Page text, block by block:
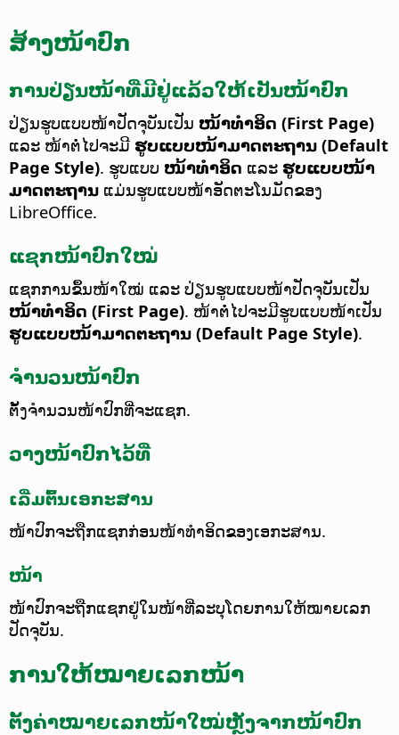
ສ້າງໜ້າປົກ
ການປ່ຽນໜ້າທີ່ມີຢູ່ແລ້ວໃຫ້ເປັນໜ້າປົກ
ປ່ຽນຮູບແບບໜ້າປັດຈຸບັນເປັນ ໜ້າທຳອິດ (First Page)
ແລະ ໜ້າຕໍ່ໄປຈະມີ ຮູບແບບໜ້າມາດຕະຖານ (Default
Page Style). ຮູບແບບ ໜ້າທຳອິດ ແລະ ຮູບແບບໜ້າ
ມາດຕະຖານ ແມ່ນຮູບແບບໜ້າອັດຕະໂນມັດຂອງ
LibreOffice.
ແຊກໜ້າປົກໃໝ່
ແຊກການຂຶ້ນໜ້າໃໝ່ ແລະ ປ່ຽນຮູບແບບໜ້າປັດຈຸບັນເປັນ
ໜ້າທຳອິດ (First Page). ໜ້າຕໍ່ໄປຈະມີຮູບແບບໜ້າເປັນ
ຮູບແບບໜ້າມາດຕະຖານ (Default Page Style).
ຈຳນວນໜ້າປົກ
ຕັ້ງຈຳນວນໜ້າປົກທີ່ຈະແຊກ.
ວາງໜ້າປົກໄວ້ທີ່
ເລີ່ມຕົ້ນເອກະສານ
ໜ້າປົກຈະຖືກແຊກກ່ອນໜ້າທຳອິດຂອງເອກະສານ.
ໜ້າ
ໜ້າປົກຈະຖືກແຊກຢູ່ໃນໜ້າທີ່ລະບຸໂດຍການໃຫ້ໝາຍເລກ
ປັດຈຸບັນ.
ການໃຫ້ໝາຍເລກໜ້າ
ຕັ້ງຄ່າໝາຍເລກໜ້າໃໝ່ຫຼັງຈາກໜ້າປົກ